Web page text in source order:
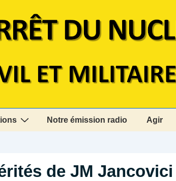
Notre émission radio Agir
de JM Jancovici